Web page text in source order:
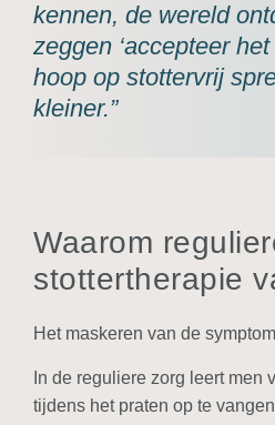
kennen, de wereld
zeggen ‘accepteer
hoop op stottervrij
kleiner.”
Waarom
stottertherapie
Het maskeren van de
In de reguliere zorg leert men
tijdens het praten op te